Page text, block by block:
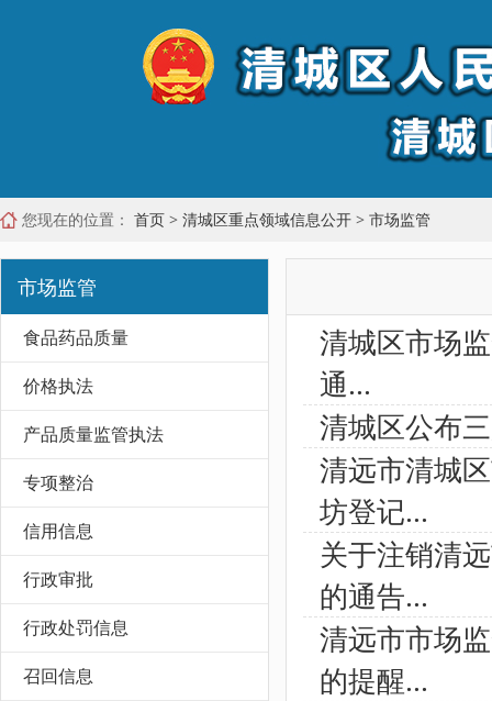
您现在的位置： 首页 > 清城区重点领域信息公开 > 市场监管
市场监管
食品药品质量
价格执法
产品质量监管执法
专项整治
信用信息
行政审批
行政处罚信息
召回信息
清城区市场
通...
清城区公布
清远市清城
坊登记...
关于注销清
的通告...
清远市市场
的提醒...